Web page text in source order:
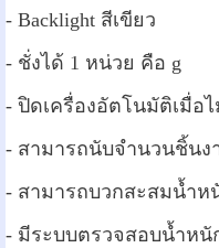
- Backlight สีเขียว
- ชั่งได้ 1 หน่วย คือ g
- ปิดเครื่องอัตโนมัติเมื่อ
- สามารถนับจำนวนชิ้นง
- สามารถบวกสะสมน้ำห
- มีระบบตรวจสอบน้ำหนั